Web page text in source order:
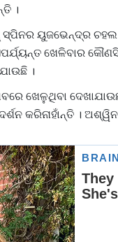
।
ସ୍ପିନର ୟୁଜଭେନ୍ଦ୍ର
ଖେଳିବାର
।
ଖେଳୁଥିବା
କରିନାହାଁନ୍ତି ।